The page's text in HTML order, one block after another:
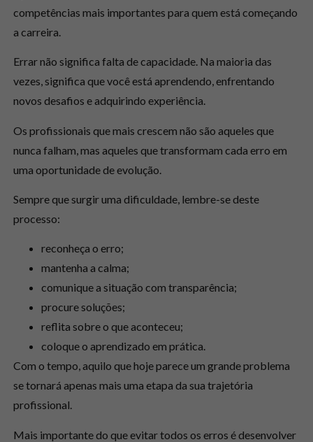
competências mais importantes para quem está começando
a carreira.
Errar não significa falta de capacidade. Na maioria das
vezes, significa que você está aprendendo, enfrentando
novos desafios e adquirindo experiência.
Os profissionais que mais crescem não são aqueles que
nunca falham, mas aqueles que transformam cada erro em
uma oportunidade de evolução.
Sempre que surgir uma dificuldade, lembre-se deste
processo:
reconheça o erro;
mantenha a calma;
comunique a situação com transparência;
procure soluções;
reflita sobre o que aconteceu;
coloque o aprendizado em prática.
Com o tempo, aquilo que hoje parece um grande problema
se tornará apenas mais uma etapa da sua trajetória
profissional.
Mais importante do que evitar todos os erros é desenvolver